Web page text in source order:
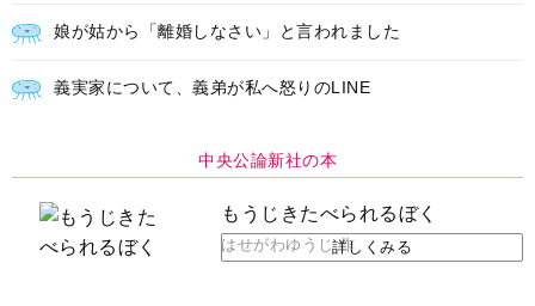
娘が姑から「離婚しなさい」と言われました
義実家について、義弟が私へ怒りのLINE
中央公論新社の本
もうじきたべられるぼく
はせがわゆうじ 作詳しくみる